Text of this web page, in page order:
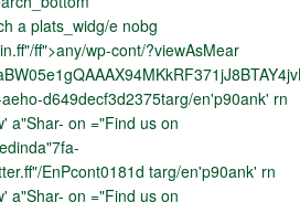
a plats_widg/e nobg
ff">any/wp-cont/?viewAsMear
d649decf3d2375targ/en'p90ank' rn
a"Shar- on ="Find us on
EnPcont0181d targ/en'p90ank' rn
a"Shar- on ="Find us on